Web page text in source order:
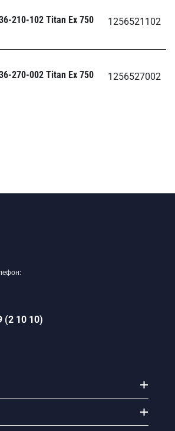
210-102 Titan Ех 750 1256521102
270-002 Titan Ех 750 1256527002
(2 10 10)